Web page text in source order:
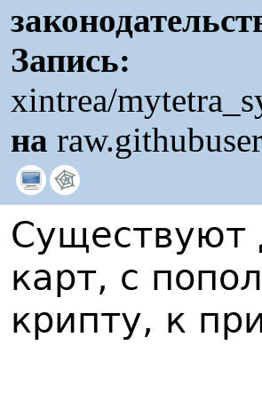
Запись:
xintrea/
на
Существуют
карт, с
крипту, к